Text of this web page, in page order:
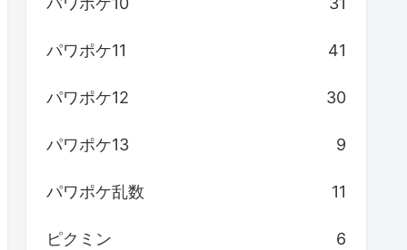
パワポケ11 41
パワポケ12 30
パワポケ13 9
パワポケ乱数 11
ピクミン 6